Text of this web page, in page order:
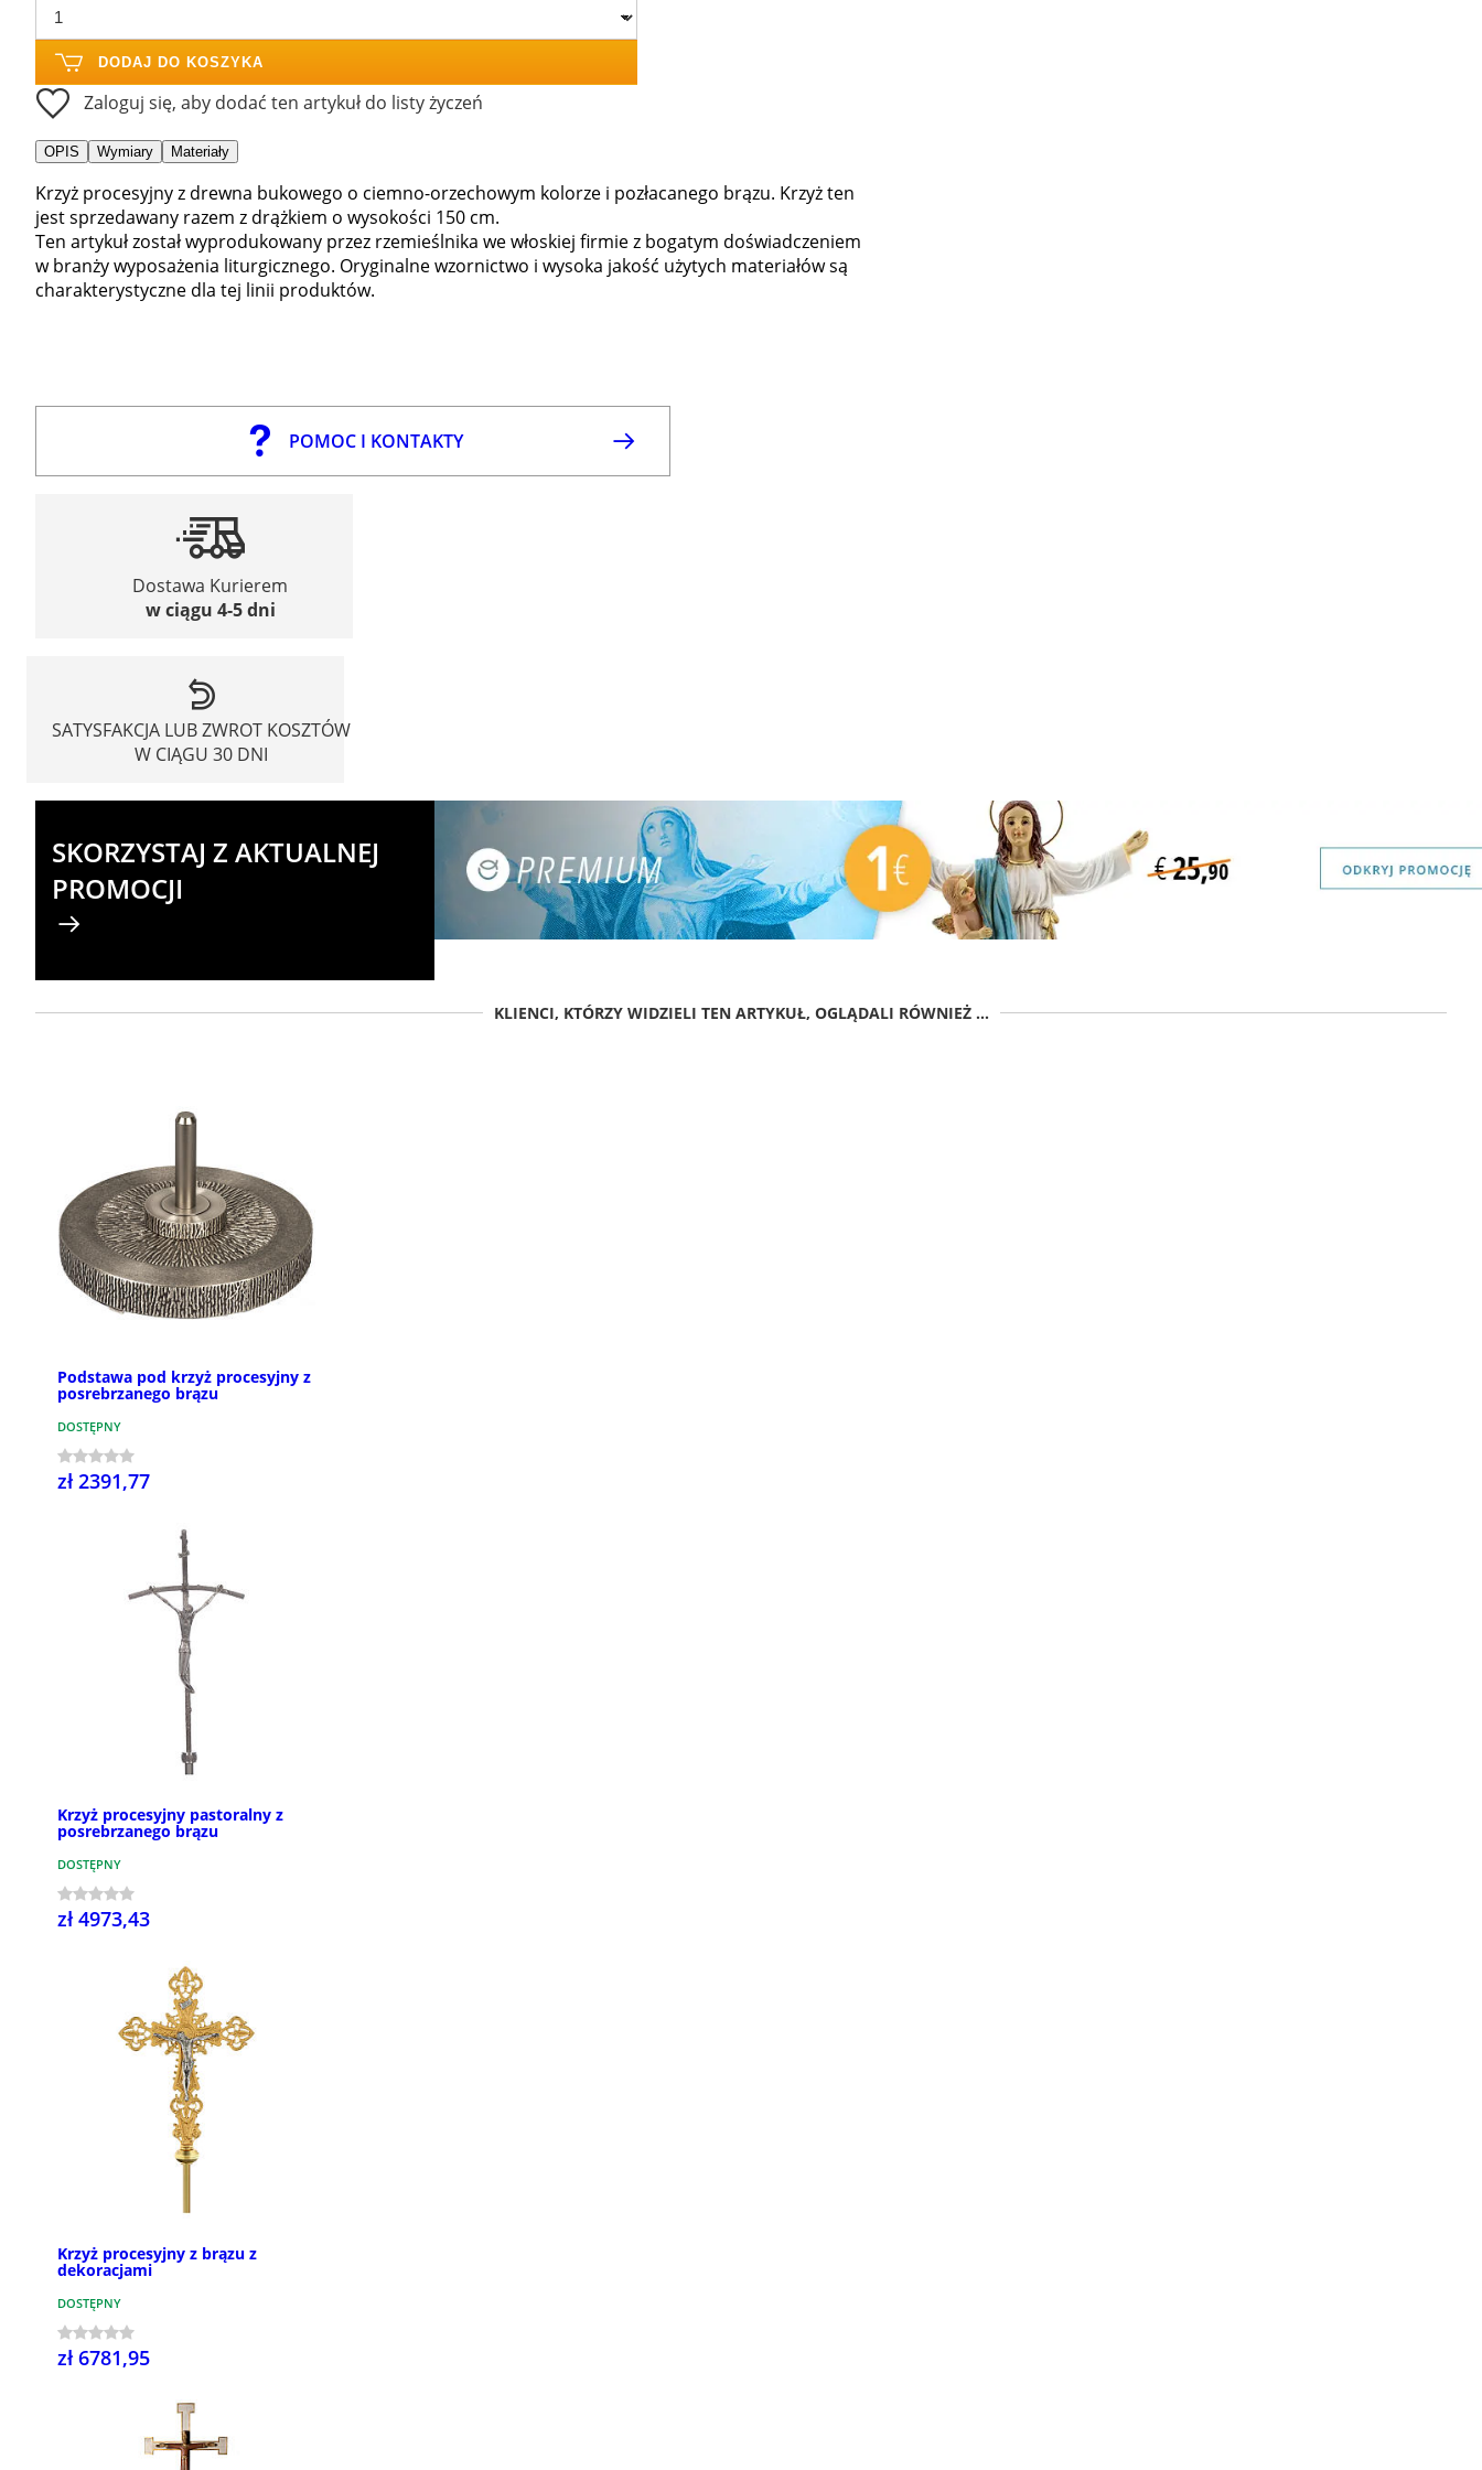
DODAJ DO KOSZYKA
Zaloguj się, aby dodać ten artykuł do listy życzeń
OPIS Wymiary Materiały
Krzyż procesyjny z drewna bukowego o ciemno-orzechowym kolorze i pozłacanego brązu. Krzyż ten
jest sprzedawany razem z drążkiem o wysokości 150 cm.
Ten artykuł został wyprodukowany przez rzemieślnika we włoskiej firmie z bogatym doświadczeniem
w branży wyposażenia liturgicznego. Oryginalne wzornictwo i wysoka jakość użytych materiałów są
charakterystyczne dla tej linii produktów.
POMOC I KONTAKTY
Dostawa Kurierem
w ciągu 4-5 dni
SATYSFAKCJA LUB ZWROT KOSZTÓW
W CIĄGU 30 DNI
SKORZYSTAJ Z AKTUALNEJ
PROMOCJI
KLIENCI, KTÓRZY WIDZIELI TEN ARTYKUŁ, OGLĄDALI RÓWNIEŻ ...
Podstawa pod krzyż procesyjny z
posrebrzanego brązu
DOSTĘPNY
zł 2391,77
Krzyż procesyjny pastoralny z
posrebrzanego brązu
DOSTĘPNY
zł 4973,43
Krzyż procesyjny z brązu z
dekoracjami
DOSTĘPNY
zł 6781,95